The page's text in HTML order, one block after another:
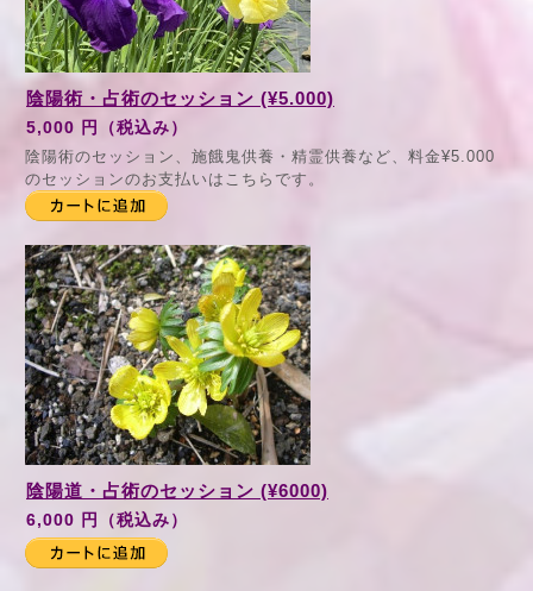
陰陽術・占術のセッション (¥5.000)
5,000 円（税込み）
陰陽術のセッション、施餓鬼供養・精霊供養など、料金¥5.000
のセッションのお支払いはこちらです。
陰陽道・占術のセッション (¥6000)
6,000 円（税込み）